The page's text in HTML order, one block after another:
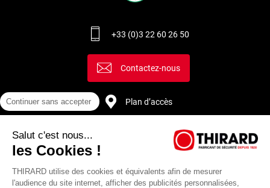
de vos besoins en sécurité, vous pouvez opter pour une
Découvrez également notre service dedouble de clé Thirard
+33 (0)3 22 60 26 50
Contactez-nous
Plan d’accès
Continuer sans accepter
Salut c'est nous...
les Cookies !
THIRARD utilise des cookies et équivalents afin de mesurer
l'audience du site internet, afficher des publicités personnalisées,